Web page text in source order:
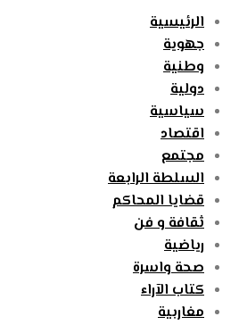
الرئيسية
جهوية
وطنية
دولية
سياسية
اقتصاد
مجتمع
السلطة الرابعة
قضايا المحاكم
ثقافة و فن
رياضية
صحة واسرة
كتاب الآراء
مغاربية